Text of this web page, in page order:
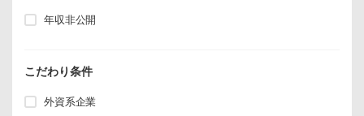
年収非公開
こだわり条件
外資系企業